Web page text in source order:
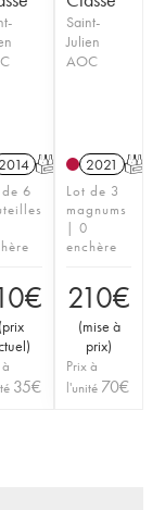
2014 T
6
€
(prix
)
35€
Saint-
Julien
AOC
2021 T
Lot de 3
magnums
| 0
enchère
210€
(mise à
prix)
Prix à
l'unité 70€